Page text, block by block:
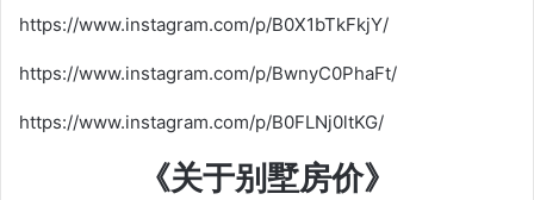
https://www.instagram.com/p/B0X1bTkFkjY/
https://www.instagram.com/p/BwnyC0PhaFt/
https://www.instagram.com/p/B0FLNj0ltKG/
《关于别墅房价》